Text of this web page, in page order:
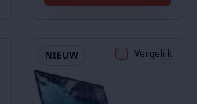
NIEUW Vergelijk